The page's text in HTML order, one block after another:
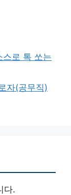
스로 톡 쏘는
자(공무직)
다.